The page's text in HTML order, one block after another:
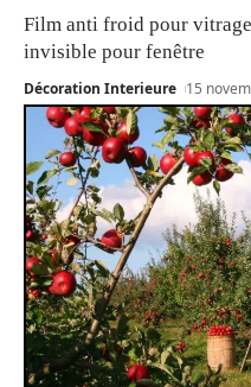
Film anti froid pour
invisible pour fenêtre
Décoration Interieure 15